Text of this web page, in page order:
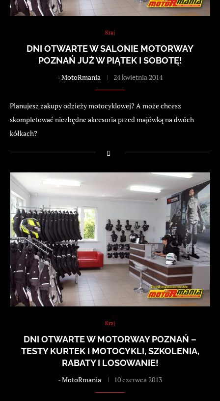
Kraj
DNI OTWARTE W SALONIE MOTORWAY
POZNAŃ JUŻ W PIĄTEK I SOBOTĘ!
-MotoRmania 24 kwietnia 2014
Planujesz zakupy odzieży motocyklowej? A może chcesz
skompletować niezbędne akcesoria przed majówką na dwóch
kółkach?
Kraj
DNI OTWARTE W MOTORWAY POZNAŃ –
TESTY KURTEK I MOTOCYKLI, SZKOLENIA,
RABATY I LOSOWANIE!
-MotoRmania 10 czerwca 2013